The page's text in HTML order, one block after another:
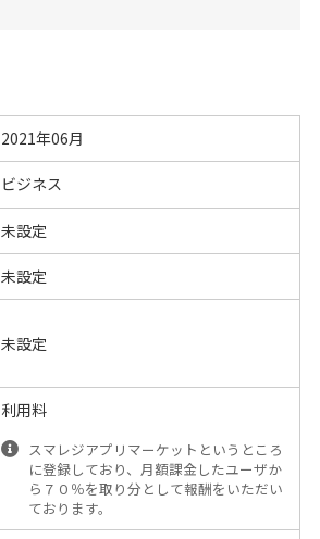
2021年06月
ビジネス
未設定
未設定
未設定
利用料
スマレジアプリマーケットというところ
に登録しており、月額課金したユーザか
ら７０％を取り分として報酬をいただい
ております。